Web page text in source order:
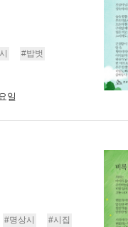
#밥벗
일
#명상시
#시집